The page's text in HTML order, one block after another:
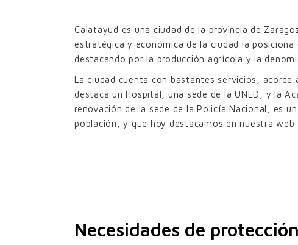
UPO-
Calatayud es una ciudad de la provincia de
estratégica y económica de la ciudad la
destacando por la producción agrícola y la
La ciudad cuenta con bastantes servicios, acorde
destaca un Hospital, una sede de la UNED, y la
renovación de la sede de la Policía Nacional, es
población, y que hoy destacamos en nuestra web
Necesidades de